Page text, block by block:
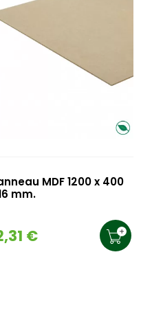
MDF 1200 x 400
mm.
€